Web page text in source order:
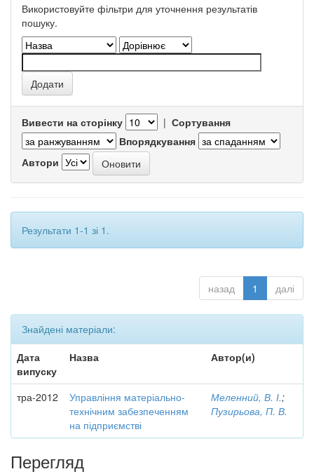
Використовуйте фільтри для уточнення результатів
пошуку.
Вивести на сторінку | Сортування
Впорядкування
Автори
Результати 1-1 зі 1.
назад 1 далі
Знайдені матеріали:
Дата
випуску
Назва Автор(и)
тра-2012
Управління матеріально-
технічним забезпеченням
на підприємстві
Меленний, В. І.;
Пузирьова, П. В.
Перегляд